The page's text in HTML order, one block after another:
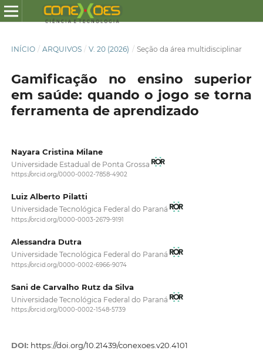
INÍCIO / ARQUIVOS / V. 20 (2026) / Seção da área multidisciplinar
Gamificação no ensino superior
em saúde: quando o jogo se torna
ferramenta de aprendizado
Nayara Cristina Milane
Universidade Estadual de Ponta Grossa
https://orcid.org/0000-0002-7858-4902
Luiz Alberto Pilatti
Universidade Tecnológica Federal do Paraná
https://orcid.org/0000-0003-2679-9191
Alessandra Dutra
Universidade Tecnológica Federal do Paraná
https://orcid.org/0000-0002-6966-9074
Sani de Carvalho Rutz da Silva
Universidade Tecnológica Federal do Paraná
https://orcid.org/0000-0002-1548-5739
DOI: https://doi.org/10.21439/conexoes.v20.4101